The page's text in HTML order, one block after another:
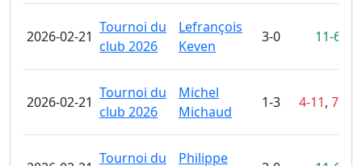
2026-02-21
Tournoi du
club 2026
Lefrançois
Keven
3-0 11-6
2026-02-21
Tournoi du
club 2026
Michel
Michaud
1-3 4-11, 7-11
Tournoi du
Philippe